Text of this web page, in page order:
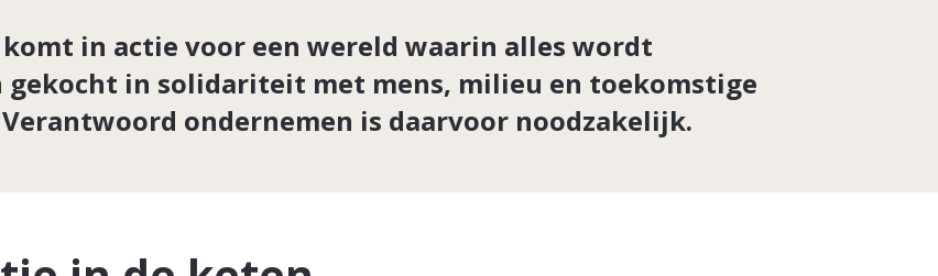
in actie voor een wereld waarin alles wordt
gekocht in solidariteit met mens, milieu en toekomstige
ondernemen is daarvoor noodzakelijk.